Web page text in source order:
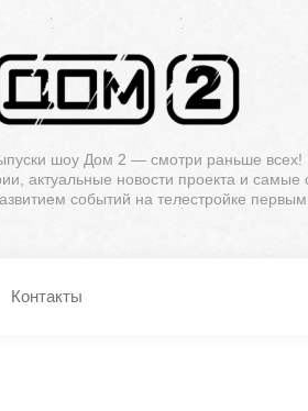
шоу Дом 2 — смотри раньше всех!
актуальные новости проекта и самые
событий на телестройке
Контакты